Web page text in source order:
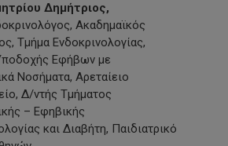
Δημήτριος,
Ακαδημαϊκός
Τμήμα Ενδοκρινολογίας,
Εφήβων με
Νοσήματα, Αρεταίειο
Δ/ντής Τμήματος
– Εφηβικής
και Διαβήτη, Παιδιατρικό